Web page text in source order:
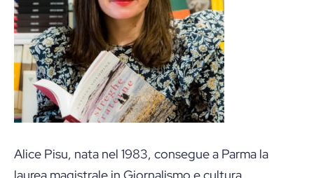
Alice Pisu, nata nel 1983, consegue a Parma la